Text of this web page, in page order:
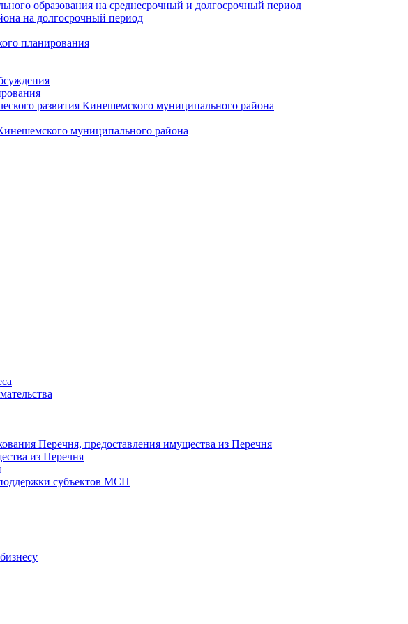
образования на среднесрочный и долгосрочный период
на долгосрочный период
планирования
развития Кинешемского муниципального района
муниципального района
Перечня, предоставления имущества из Перечня
из Перечня
субъектов МСП